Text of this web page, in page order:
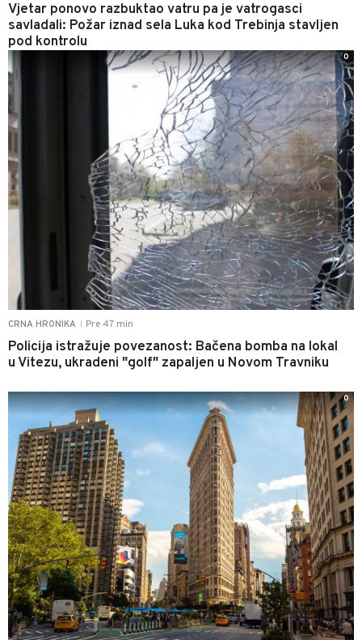
Vjetar ponovo razbuktao vatru pa je vatrogasci
savladali: Požar iznad sela Luka kod Trebinja stavljen
pod kontrolu
CRNA HRONIKA Pre 47 min
Policija istražuje povezanost: Bačena bomba na lokal
u Vitezu, ukradeni "golf" zapaljen u Novom Travniku
0
0